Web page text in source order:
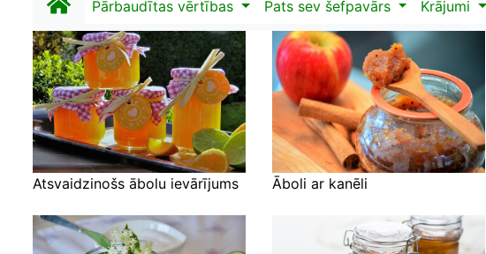
Pārbaudītas vērtības Pats sev šefpavārs Krājumi
Atsvaidzinošs ābolu ievārījums Āboli ar kanēli